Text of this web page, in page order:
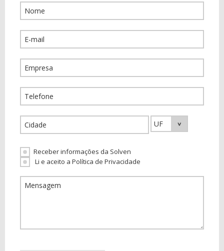
Receber informações da Solven
Li e aceito a Política de Privacidade